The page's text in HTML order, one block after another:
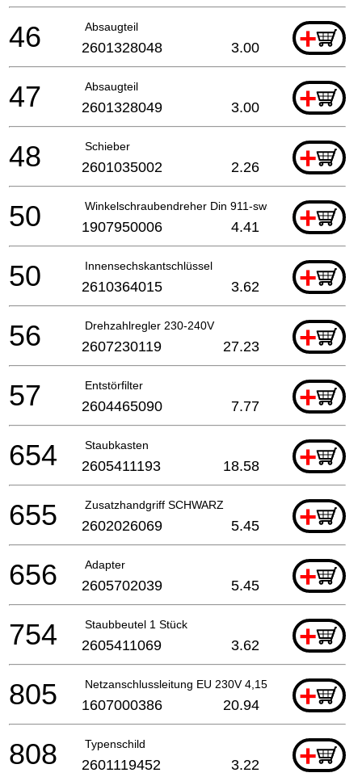
Absaugteil +
46 2601328048 3.00
Absaugteil +
47 2601328049 3.00
Schieber +
48 2601035002 2.26
Winkelschraubendreher Din 911-sw5 Schwarz
+
50 1907950006 4.41
Innensechskantschlüssel +
50 2610364015 3.62
Drehzahlregler 230-240V +
56 2607230119 27.23
Entstörfilter +
57 2604465090 7.77
Staubkasten +
654 2605411193 18.58
Zusatzhandgriff SCHWARZ +
655 2602026069 5.45
Adapter +
656 2605702039 5.45
Staubbeutel 1 Stück +
754 2605411069 3.62
Netzanschlussleitung EU 230V 4,15m 2 x 1,0mm H05
+
805 1607000386 20.94
Typenschild +
808 2601119452 3.22